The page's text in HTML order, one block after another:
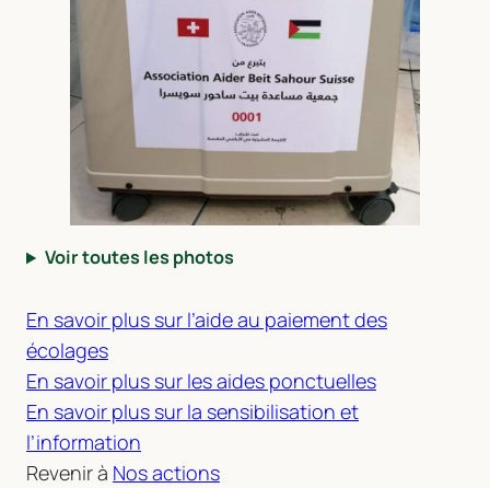
Voir toutes les photos
En savoir plus sur l’aide au paiement des
écolages
En savoir plus sur les aides ponctuelles
En savoir plus sur la sensibilisation et
l’information
Revenir à Nos actions